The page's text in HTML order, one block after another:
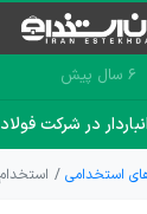
۶ سال پیش
در شرکت
استخدامی